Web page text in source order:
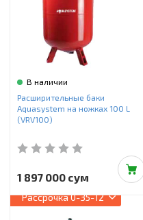
В наличии
Расширительные баки
Aquasystem на ножках 100 L
(VRV100)
1 897 000 сум
Рассрочка0-35-12